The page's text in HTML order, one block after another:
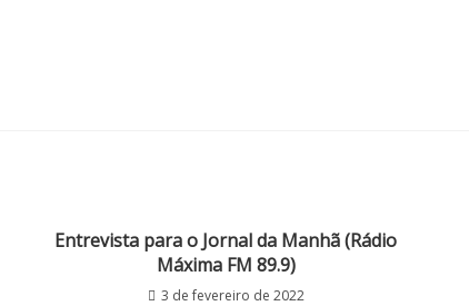
Entrevista para o Jornal da Manhã (Rádio
Máxima FM 89.9)
3 de fevereiro de 2022